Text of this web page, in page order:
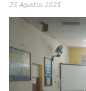
25 Agustus 2025